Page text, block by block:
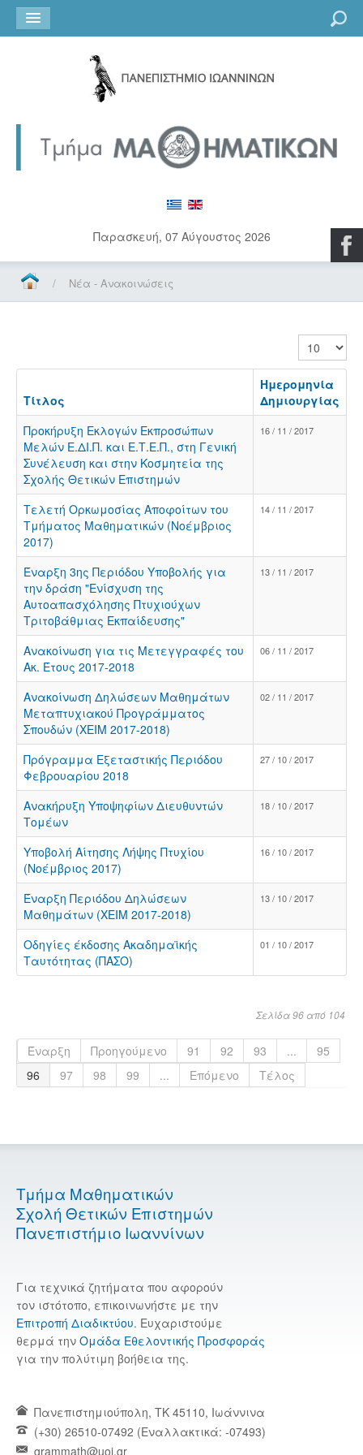
Παρασκευή, 07 Αύγουστος 2026
/ Νέα - Ανακοινώσεις
Εμφάνιση
Τίτλος
Ημερομηνία
Δημιουργίας
Προκήρυξη Εκλογών Εκπροσώπων
Μελών Ε.ΔΙ.Π. και Ε.Τ.Ε.Π., στη Γενική
Συνέλευση και στην Κοσμητεία της
Σχολής Θετικών Επιστημών
16 / 11 / 2017
Τελετή Ορκωμοσίας Αποφοίτων του
Τμήματος Μαθηματικών (Νοέμβριος
2017)
14 / 11 / 2017
Έναρξη 3ης Περιόδου Υποβολής για
την δράση "Ενίσχυση της
Αυτοαπασχόλησης Πτυχιούχων
Τριτοβάθμιας Εκπαίδευσης"
13 / 11 / 2017
Ανακοίνωση για τις Μετεγγραφές του
Ακ. Έτους 2017-2018
06 / 11 / 2017
Ανακοίνωση Δηλώσεων Μαθημάτων
Μεταπτυχιακού Προγράμματος
Σπουδών (ΧΕΙΜ 2017-2018)
02 / 11 / 2017
Πρόγραμμα Εξεταστικής Περιόδου
Φεβρουαρίου 2018
27 / 10 / 2017
Ανακήρυξη Υποψηφίων Διευθυντών
Τομέων
18 / 10 / 2017
Υποβολή Αίτησης Λήψης Πτυχίου
(Νοέμβριος 2017)
16 / 10 / 2017
Έναρξη Περιόδου Δηλώσεων
Μαθημάτων (ΧΕΙΜ 2017-2018)
13 / 10 / 2017
Οδηγίες έκδοσης Ακαδημαϊκής
Ταυτότητας (ΠΑΣΟ)
01 / 10 / 2017
Σελίδα 96 από 104
Έναρξη Προηγούμενο 91 92 93 ...
95
96
97 98 99 ... Επόμενο Τέλος
Τμήμα Μαθηματικών
Σχολή Θετικών Επιστημών
Πανεπιστήμιο Ιωαννίνων
Για τεχνικά ζητήματα που αφορούν
τον ιστότοπο, επικοινωνήστε με την
Επιτροπή Διαδικτύου. Ευχαριστούμε
θερμά την Ομάδα Εθελοντικής Προσφοράς
για την πολύτιμη βοήθεια της.
Πανεπιστημιούπολη, TK 45110, Ιωάννινα
(+30) 26510-07492 (Εναλλακτικά: -07493)
grammath@uoi.gr